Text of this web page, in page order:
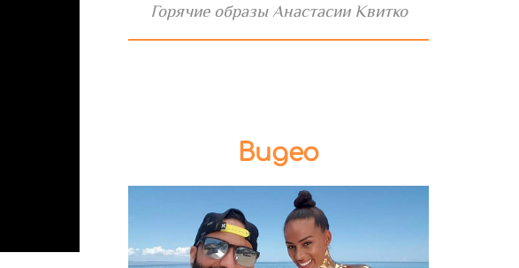
Горячие образы Анастасии Квитко
Видео